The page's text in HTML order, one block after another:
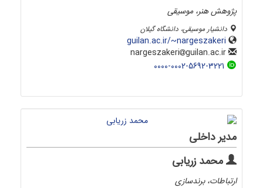
پژوهش هنر، موسیقی
دانشیار موسیقی، دانشگاه گیلان
guilan.ac.ir/~nargeszakeri
guilan.ac.ir
0000-0002-5692-3221
مدیر داخلی
محمد زریابی
ارتباطات، برندسازی